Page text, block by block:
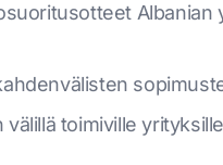
Albanian
välillä toimiville